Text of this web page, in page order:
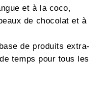
et à la coco,
de chocolat et à
de produits extra-
temps pour tous les